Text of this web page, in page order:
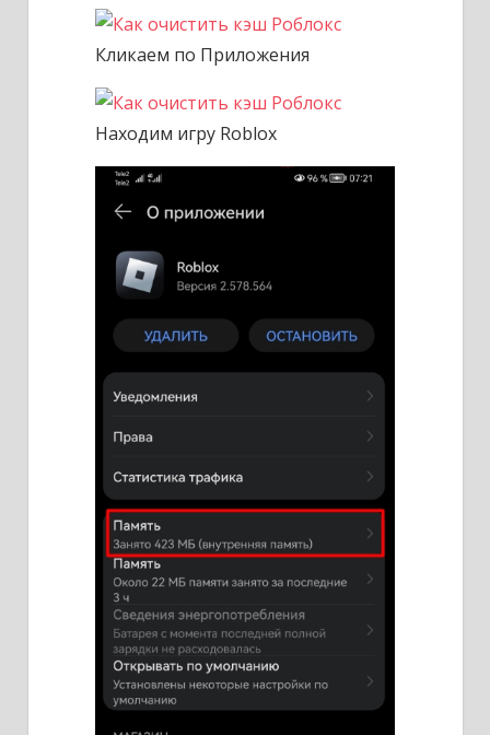
Кликаем по Приложения
Находим игру Roblox